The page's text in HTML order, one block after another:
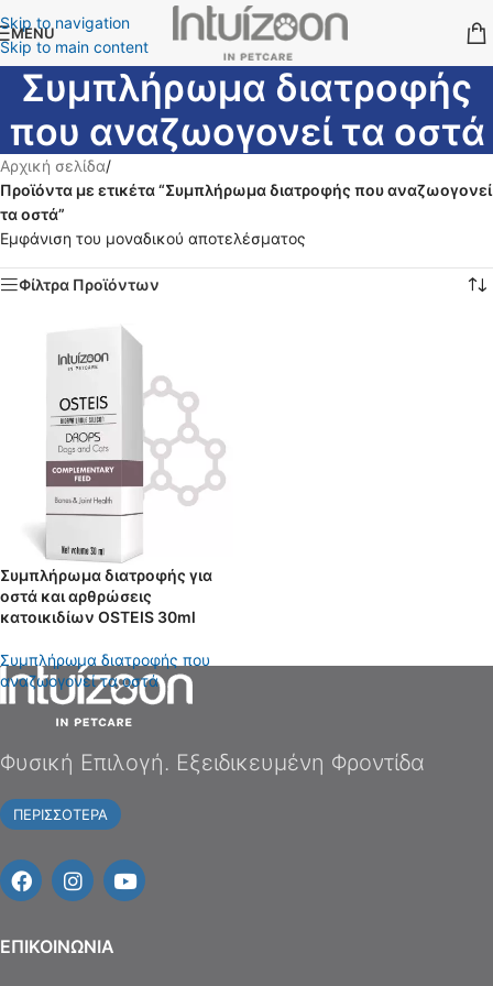
Skip to navigation
Skip to main content
MENU
Συμπλήρωμα διατροφής
που αναζωογονεί τα οστά
Αρχική σελίδα/
Προϊόντα με ετικέτα “Συμπλήρωμα διατροφής που αναζωογονεί
τα οστά”
Εμφάνιση του μοναδικού αποτελέσματος
Φίλτρα Προϊόντων
Συμπλήρωμα διατροφής για
οστά και αρθρώσεις
κατοικιδίων OSTEIS 30ml
Συμπλήρωμα διατροφής που
αναζωογονεί τα οστά
Φυσική Επιλογή. Εξειδικευμένη Φροντίδα
ΠΕΡΙΣΣΟΤΕΡΑ
EΠΙΚΟΙΝΩΝΙΑ